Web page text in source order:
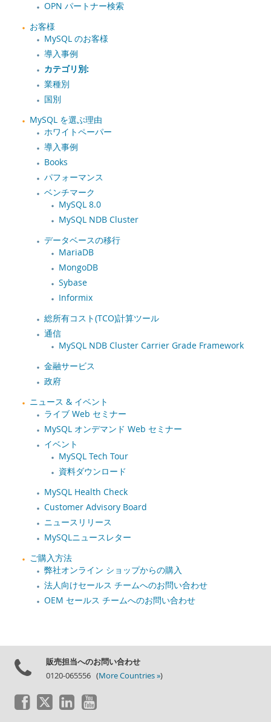
OPN パートナー検索
お客様
MySQL のお客様
導入事例
カテゴリ別:
業種別
国別
MySQL を選ぶ理由
ホワイトペーパー
導入事例
Books
パフォーマンス
ベンチマーク
MySQL 8.0
MySQL NDB Cluster
データベースの移行
MariaDB
MongoDB
Sybase
Informix
総所有コスト(TCO)計算ツール
通信
MySQL NDB Cluster Carrier Grade Framework
金融サービス
政府
ニュース & イベント
ライブ Web セミナー
MySQL オンデマンド Web セミナー
イベント
MySQL Tech Tour
資料ダウンロード
MySQL Health Check
Customer Advisory Board
ニュースリリース
MySQLニュースレター
ご購入方法
弊社オンライン ショップからの購入
法人向けセールス チームへのお問い合わせ
OEM セールス チームへのお問い合わせ
販売担当へのお問い合わせ
0120-065556 (More Countries »)